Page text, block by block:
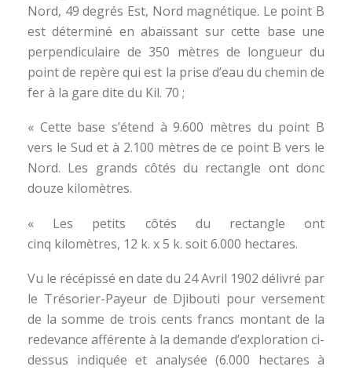
Nord, 49 degrés Est, Nord magnétique. Le point B
est déterminé en abaïssant sur cette base une
perpendiculaire de 350 mètres de longueur du
point de repère qui est la prise d’eau du chemin de
fer à la gare dite du Kil. 70 ;
« Cette base s’étend à 9.600 mètres du point B
vers le Sud et à 2.100 mètres de ce point B vers le
Nord. Les grands côtés du rectangle ont donc
douze kilomètres.
« Les petits côtés du rectangle ont
cinq kilomètres, 12 k. x 5 k. soit 6.000 hectares.
Vu le récépissé en date du 24 Avril 1902 délivré par
le Trésorier-Payeur de Djibouti pour versement
de la somme de trois cents francs montant de la
redevance afférente à la demande d’exploration ci-
dessus indiquée et analysée (6.000 hectares à